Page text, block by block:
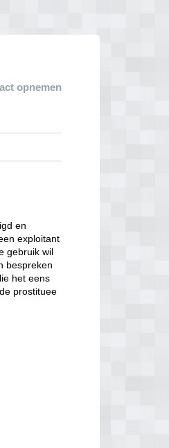
opnemen
en
exploitant
gebruik wil
bespreken
het eens
prostituee